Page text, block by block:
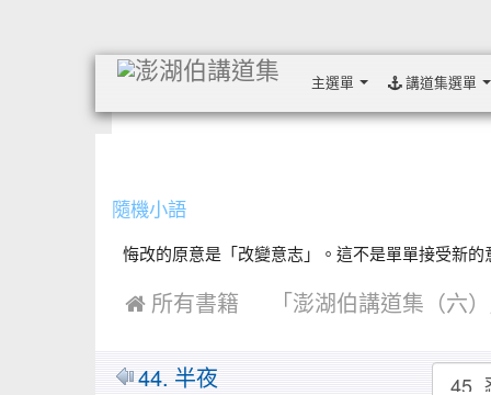
主選單 講道集選單
隨機小語
悔改的原意是「改變意志」。這不是單單接受
 所有書籍 「澎湖伯講道集（六
MarkDown
44. 半夜